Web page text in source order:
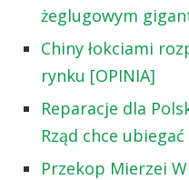
żeglugowym
Chiny łokciami
rynku [OPINIA]
Reparacje dla
Rząd chce
Przekop Mierzei